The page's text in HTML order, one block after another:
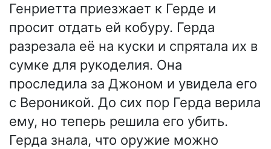
Генриетта приезжает к Герде и
просит отдать ей кобуру. Герда
разрезала её на куски и спрятала их в
сумке для рукоделия. Она
проследила за Джоном и увидела его
с Вероникой. До сих пор Герда верила
ему, но теперь решила его убить.
Герда знала, что оружие можно